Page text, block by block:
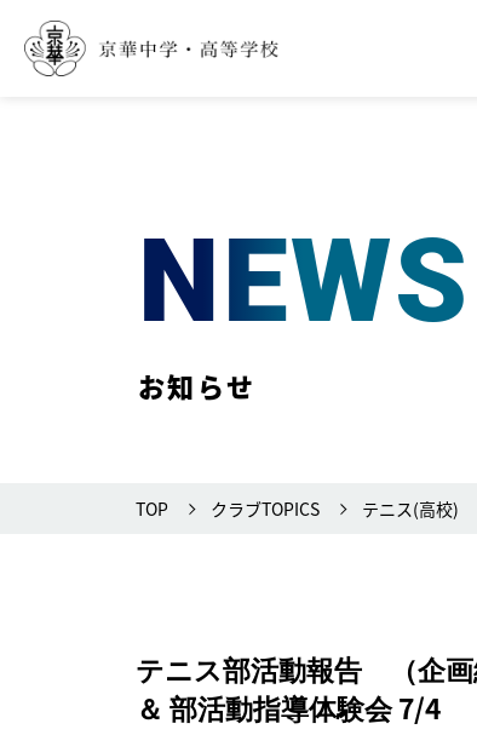
NEWS
お知らせ
TOP クラブTOPICS テニス(高校)
テニス部活動報告 （企画
＆ 部活動指導体験会 7/4